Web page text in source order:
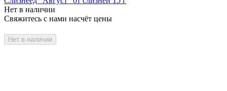
Нет в наличии
Свяжитесь с нами насчёт цены
Нет в наличии